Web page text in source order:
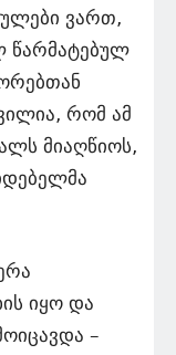
ვართ,
წარმატებულ
რომ ამ
მიაღწიოს,
იყო და
–